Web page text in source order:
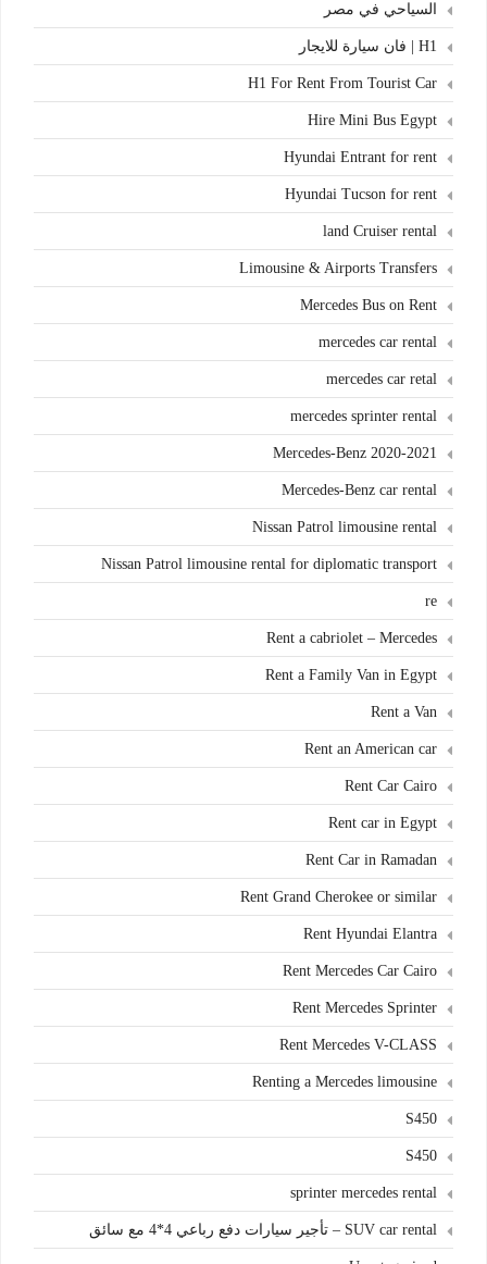
السياحي في مصر
H1 | فان سيارة للايجار
H1 For Rent From Tourist Car
Hire Mini Bus Egypt
Hyundai Entrant for rent
Hyundai Tucson for rent
land Cruiser rental
Limousine & Airports Transfers
Mercedes Bus on Rent
mercedes car rental
mercedes car retal
mercedes sprinter rental
Mercedes-Benz 2020-2021
Mercedes-Benz car rental
Nissan Patrol limousine rental
Nissan Patrol limousine rental for diplomatic transport
re
Rent a cabriolet – Mercedes
Rent a Family Van in Egypt
Rent a Van
Rent an American car
Rent Car Cairo
Rent car in Egypt
Rent Car in Ramadan
Rent Grand Cherokee or similar
Rent Hyundai Elantra
Rent Mercedes Car Cairo
Rent Mercedes Sprinter
Rent Mercedes V-CLASS
Renting a Mercedes limousine
S450
S450
sprinter mercedes rental
SUV car rental – تأجير سيارات دفع رباعي 4*4 مع سائق